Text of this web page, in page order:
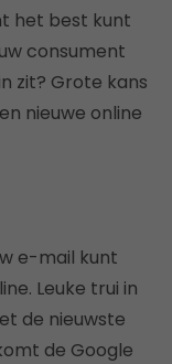
het best kunt
consument
zit? Grote kans
nieuwe online
e-mail kunt
Leuke trui in
de nieuwste
de Google